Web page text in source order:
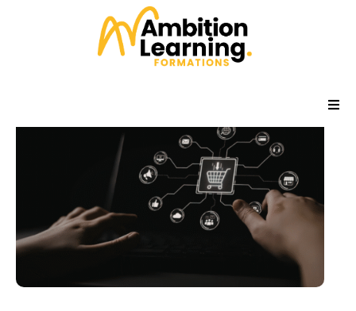
Qui sommes-nous ?
Témoignages
Formation marketing digital : développez vos
compétences